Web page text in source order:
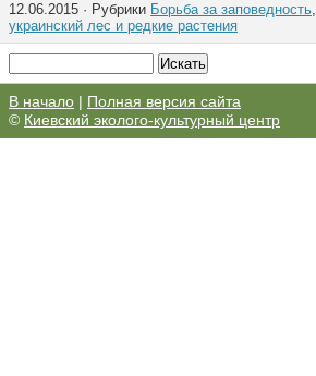
12.06.2015 · Рубрики Борьба за заповедность,
украинский лес и редкие растения
В начало | Полная версия сайта
© Киевский эколого-культурный центр